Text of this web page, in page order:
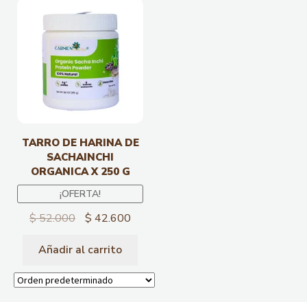
TARRO DE HARINA DE
SACHAINCHI
ORGANICA X 250 G
¡OFERTA!
$52.000 $ 42.600
Añadir al carrito